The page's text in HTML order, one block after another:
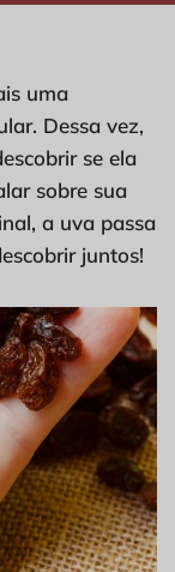
uma
Dessa vez,
se ela
sobre sua
a uva passa
juntos!